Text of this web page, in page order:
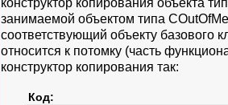
занимаемой объектом типа
соответствующий объекту базового
относится к потомку (часть
конструктор копирования так:
Код: